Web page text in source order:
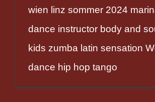
wien linz sommer 2024
dance instructor body and
kids zumba latin sensation
dance hip hop tango